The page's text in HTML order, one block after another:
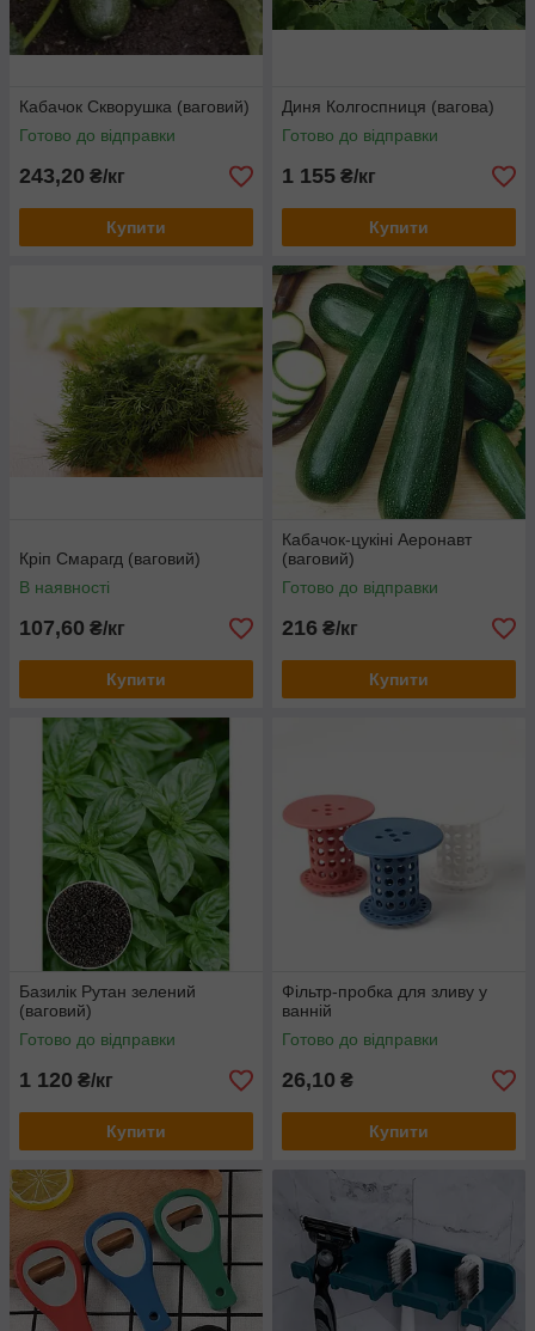
Кабачок Скворушка (ваговий)
Готово до відправки
243,20 ₴/кг
Купити
Диня Колгоспниця (вагова)
Готово до відправки
1 155 ₴/кг
Купити
Кріп Смарагд (ваговий)
В наявності
107,60 ₴/кг
Купити
Кабачок-цукіні Аеронавт
(ваговий)
Готово до відправки
216 ₴/кг
Купити
Базилік Рутан зелений
(ваговий)
Готово до відправки
1 120 ₴/кг
Купити
Фільтр-пробка для зливу у
ванній
Готово до відправки
26,10 ₴
Купити